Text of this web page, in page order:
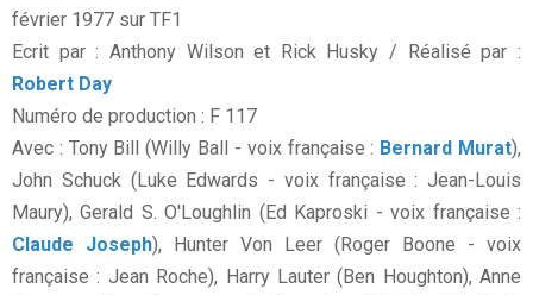
février 1977 sur TF1
Ecrit par : Anthony Wilson et Rick Husky / Réalisé par :
Robert Day
Numéro de production : F 117
Avec : Tony Bill (Willy Ball - voix française : Bernard Murat),
John Schuck (Luke Edwards - voix française : Jean-Louis
Maury), Gerald S. O'Loughlin (Ed Kaproski - voix française :
Claude Joseph), Hunter Von Leer (Roger Boone - voix
française : Jean Roche), Harry Lauter (Ben Houghton), Anne